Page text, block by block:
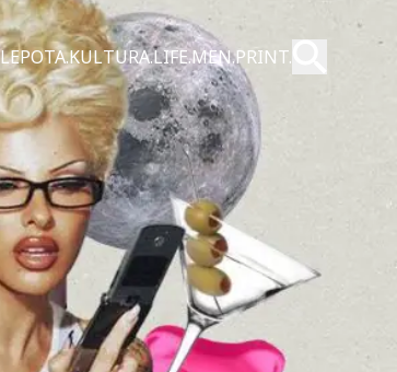
LEPOTA.KULTURA.LIFE.MEN.PRINT. Pretraži